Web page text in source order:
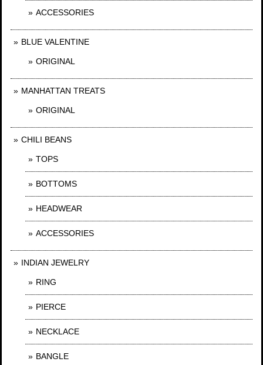
ACCESSORIES
BLUE VALENTINE
ORIGINAL
MANHATTAN TREATS
ORIGINAL
CHILI BEANS
TOPS
BOTTOMS
HEADWEAR
ACCESSORIES
INDIAN JEWELRY
RING
PIERCE
NECKLACE
BANGLE